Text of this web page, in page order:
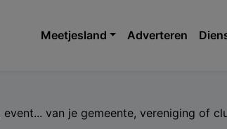
Meetjesland Adverteren
van je gemeente, vereniging of